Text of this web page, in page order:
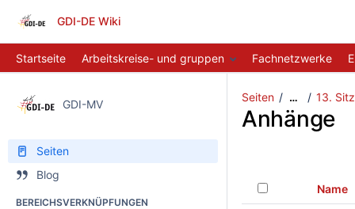
GDI-DE Wiki
Startseite Arbeitskreise- und gruppen Fachnetzwerke
GDI-MV
Seiten
Blog
BEREICHSVERKNÜPFUNGEN
Seiten … 13.
Anhänge
Name